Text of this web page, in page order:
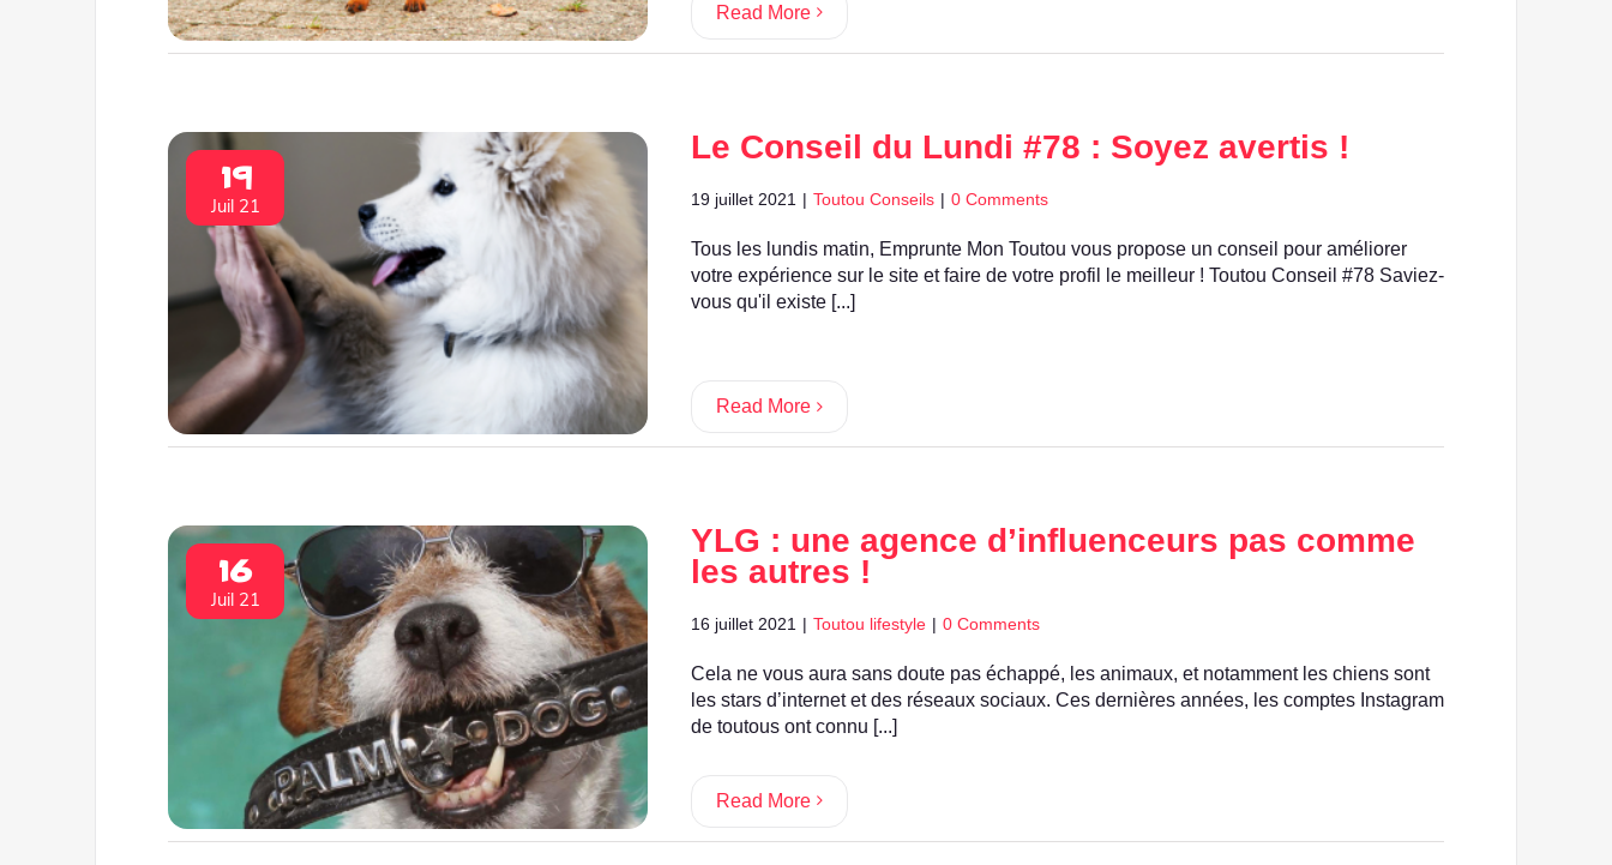
Read More
19
Juil 21
Le Conseil du Lundi #78 : Soyez avertis !
19 juillet 2021 | Toutou Conseils | 0 Comments
Tous les lundis matin, Emprunte Mon Toutou vous propose un conseil pour améliorer
votre expérience sur le site et faire de votre profil le meilleur ! Toutou Conseil #78 Saviez-
vous qu'il existe [...]
Read More
16
Juil 21
YLG : une agence d’influenceurs pas comme
les autres !
16 juillet 2021 | Toutou lifestyle | 0 Comments
Cela ne vous aura sans doute pas échappé, les animaux, et notamment les chiens sont
les stars d’internet et des réseaux sociaux. Ces dernières années, les comptes Instagram
de toutous ont connu [...]
Read More